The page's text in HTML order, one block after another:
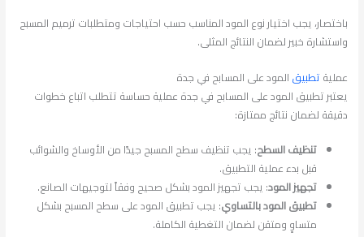
باختصار، يجب اختيار نوع المود المناسب حسب احتياجات ومتطلبات ترميم المسبح
واستشارة خبير لضمان النتائج المثلى.
عملية تطبيق المود على المسابح في جدة
يعتبر تطبيق المود على المسابح في جدة عملية حساسة تتطلب اتباع خطوات
دقيقة لضمان نتائج ممتازة:
تنظيف السطح: يجب تنظيف سطح المسبح جيدًا من الأوساخ والشوائب
قبل بدء عملية التطبيق.
تجهيز المود: يجب تجهيز المود بشكل صحيح وفقاً لتوجيهات الصانع.
تطبيق المود بالتساوي: يجب تطبيق المود على سطح المسبح بشكل
متساوٍ ومتقن لضمان التغطية الكاملة.